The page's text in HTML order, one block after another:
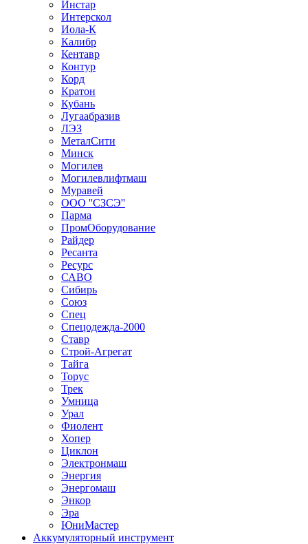
Инстар
Интерскол
Иола-К
Калибр
Кентавр
Контур
Корд
Кратон
Кубань
Лугаабразив
ЛЭЗ
МеталСити
Минск
Могилев
Могилевлифтмаш
Муравей
ООО ''СЗСЭ''
Парма
ПромОборудование
Райдер
Ресанта
Ресурс
САВО
Сибирь
Союз
Спец
Спецодежда-2000
Ставр
Строй-Агрегат
Тайга
Торус
Трек
Умница
Урал
Фиолент
Хопер
Циклон
Электронмаш
Энергия
Энергомаш
Энкор
Эра
ЮниМастер
Аккумуляторный инструмент